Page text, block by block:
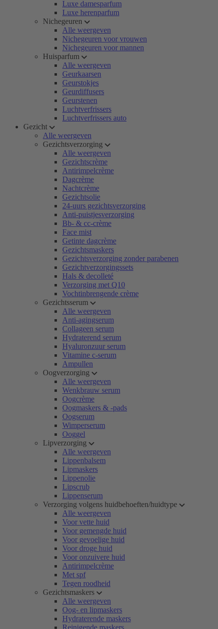
Luxe damesparfum
Luxe herenparfum
Nichegeuren
Alle weergeven
Nichegeuren voor vrouwen
Nichegeuren voor mannen
Huisparfum
Alle weergeven
Geurkaarsen
Geurstokjes
Geurdiffusers
Geurstenen
Luchtverfrissers
Luchtverfrissers auto
Gezicht
Alle weergeven
Gezichtsverzorging
Alle weergeven
Gezichtscrème
Antirimpelcrème
Dagcrème
Nachtcrème
Gezichtsolie
24-uurs gezichtsverzorging
Anti-puistjesverzorging
Bb- & cc-crème
Face mist
Getinte dagcrème
Gezichtsmaskers
Gezichtsverzorging zonder parabenen
Gezichtverzorgingssets
Hals & decolleté
Verzorging met Q10
Vochtinbrengende crème
Gezichtsserum
Alle weergeven
Anti-agingserum
Collageen serum
Hydraterend serum
Hyaluronzuur serum
Vitamine c-serum
Ampullen
Oogverzorging
Alle weergeven
Wenkbrauw serum
Oogcrème
Oogmaskers & -pads
Oogserum
Wimperserum
Ooggel
Lipverzorging
Alle weergeven
Lippenbalsem
Lipmaskers
Lippenolie
Lipscrub
Lippenserum
Verzorging volgens huidbehoeften/huidtype
Alle weergeven
Voor vette huid
Voor gemengde huid
Voor gevoelige huid
Voor droge huid
Voor onzuivere huid
Antirimpelcrème
Met spf
Tegen roodheid
Gezichtsmaskers
Alle weergeven
Oog- en lipmaskers
Hydraterende maskers
Reinigende maskers